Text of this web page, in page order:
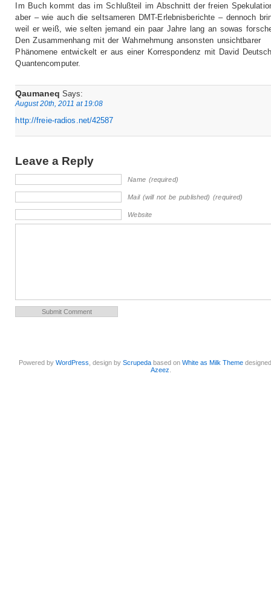
Im Buch kommt das im Schlußteil im Abschnitt der freien
aber – wie auch die seltsameren DMT-Erlebnisberichte – dennoch
weil er weiß, wie selten jemand ein paar Jahre lang an sowas
Den Zusammenhang mit der Wahrnehmung ansonsten unsichtbarer
Phänomene entwickelt er aus einer Korrespondenz mit David
Quantencomputer.
Qaumaneq Says:
August 20th, 2011 at 19:08
http://freie-radios.net/42587
Leave a Reply
Name (required)
Mail (will not be published) (required)
Website
Powered byWordPress , design byScrupeda based onWhite as Milk Theme
Azeez